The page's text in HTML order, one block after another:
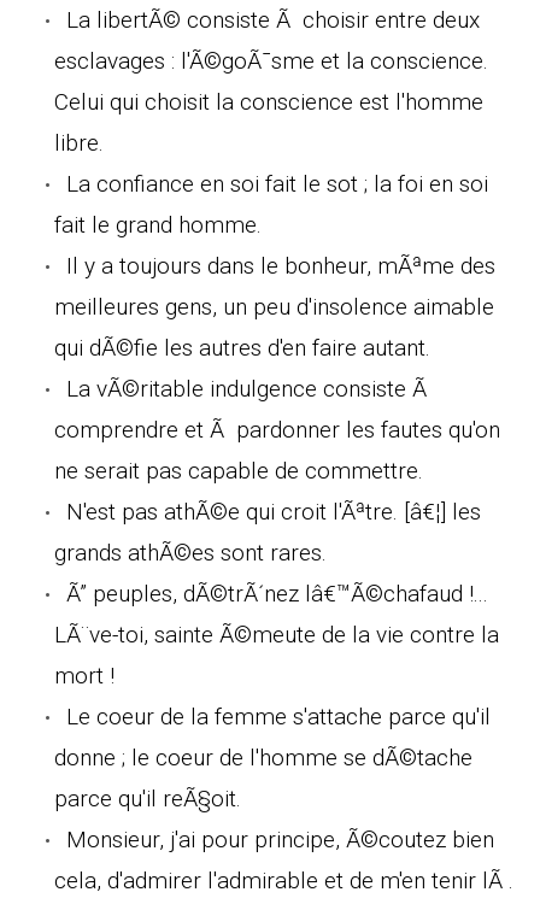
La libertÃ© consiste Ã choisir entre deux
esclavages : l'Ã©goÃ¯sme et la conscience.
Celui qui choisit la conscience est l'homme
libre.
La confiance en soi fait le sot ; la foi en soi
fait le grand homme.
Il y a toujours dans le bonheur, mÃªme des
meilleures gens, un peu d'insolence aimable
qui dÃ©fie les autres d'en faire autant.
La vÃ©ritable indulgence consiste Ã
comprendre et Ã pardonner les fautes qu'on
ne serait pas capable de commettre.
N'est pas athÃ©e qui croit l'Ãªtre. [â€¦] les
grands athÃ©es sont rares.
Ã” peuples, dÃ©trÃ´nez lâ€™Ã©chafaud !...
LÃ¨ve-toi, sainte Ã©meute de la vie contre la
mort !
Le coeur de la femme s'attache parce qu'il
donne ; le coeur de l'homme se dÃ©tache
parce qu'il reÃ§oit.
Monsieur, j'ai pour principe, Ã©coutez bien
cela, d'admirer l'admirable et de m'en tenir lÃ .